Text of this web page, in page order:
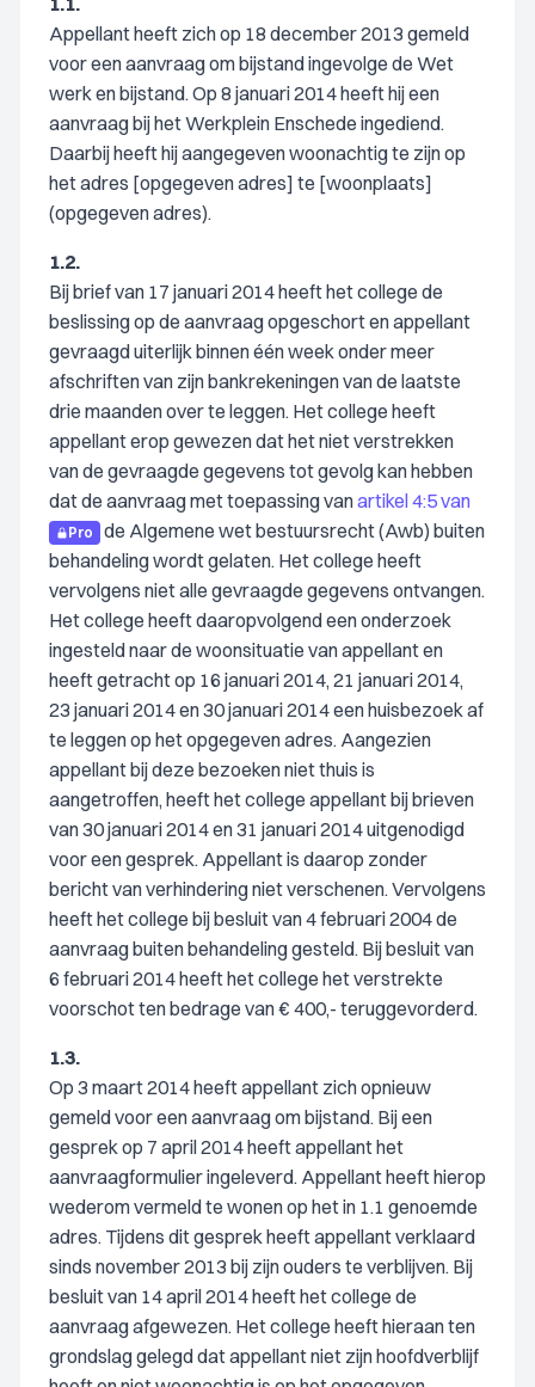
Appellant heeft zich op 18 december 2013 gemeld
voor een aanvraag om bijstand ingevolge de Wet
werk en bijstand. Op 8 januari 2014 heeft hij een
aanvraag bij het Werkplein Enschede ingediend.
Daarbij heeft hij aangegeven woonachtig te zijn op
het adres [opgegeven adres] te [woonplaats]
(opgegeven adres).
1.2.
Bij brief van 17 januari 2014 heeft het college de
beslissing op de aanvraag opgeschort en appellant
gevraagd uiterlijk binnen één week onder meer
afschriften van zijn bankrekeningen van de laatste
drie maanden over te leggen. Het college heeft
appellant erop gewezen dat het niet verstrekken
van de gevraagde gegevens tot gevolg kan hebben
dat de aanvraag met toepassing vanartikel 4:5 van
Pro
de Algemene wet bestuursrecht (Awb) buiten
behandeling wordt gelaten. Het college heeft
vervolgens niet alle gevraagde gegevens ontvangen.
Het college heeft daaropvolgend een onderzoek
ingesteld naar de woonsituatie van appellant en
heeft getracht op 16 januari 2014, 21 januari 2014,
23 januari 2014 en 30 januari 2014 een huisbezoek af
te leggen op het opgegeven adres. Aangezien
appellant bij deze bezoeken niet thuis is
aangetroffen, heeft het college appellant bij brieven
van 30 januari 2014 en 31 januari 2014 uitgenodigd
voor een gesprek. Appellant is daarop zonder
bericht van verhindering niet verschenen. Vervolgens
heeft het college bij besluit van 4 februari 2004 de
aanvraag buiten behandeling gesteld. Bij besluit van
6 februari 2014 heeft het college het verstrekte
voorschot ten bedrage van € 400,- teruggevorderd.
1.3.
Op 3 maart 2014 heeft appellant zich opnieuw
gemeld voor een aanvraag om bijstand. Bij een
gesprek op 7 april 2014 heeft appellant het
aanvraagformulier ingeleverd. Appellant heeft hierop
wederom vermeld te wonen op het in 1.1 genoemde
adres. Tijdens dit gesprek heeft appellant verklaard
sinds november 2013 bij zijn ouders te verblijven. Bij
besluit van 14 april 2014 heeft het college de
aanvraag afgewezen. Het college heeft hieraan ten
grondslag gelegd dat appellant niet zijn hoofdverblijf